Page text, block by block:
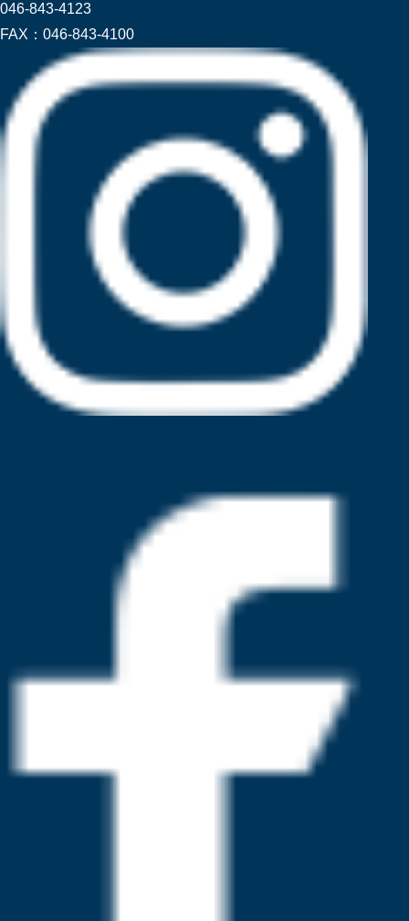
046-843-4123
FAX： 046-843-4100